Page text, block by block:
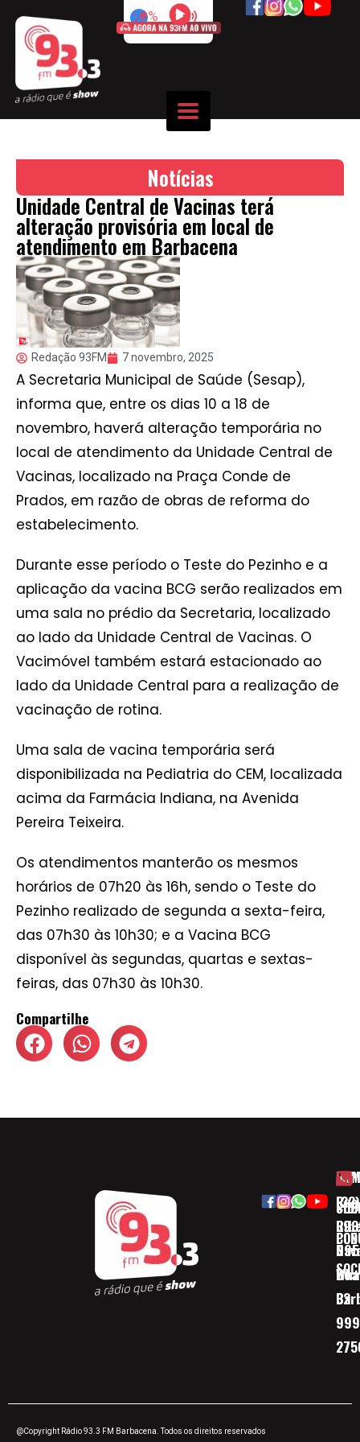
50%
Notícias
Unidade Central de Vacinas terá
alteração provisória em local de
atendimento em Barbacena
Redação 93FM 7 novembro, 2025
A Secretaria Municipal de Saúde (Sesap),
informa que, entre os dias 10 a 18 de
novembro, haverá alteração temporária no
local de atendimento da Unidade Central de
Vacinas, localizado na Praça Conde de
Prados, em razão de obras de reforma do
estabelecimento.
Durante esse período o Teste do Pezinho e a
aplicação da vacina BCG serão realizados em
uma sala no prédio da Secretaria, localizado
ao lado da Unidade Central de Vacinas. O
Vacimóvel também estará estacionado ao
lado da Unidade Central para a realização de
vacinação de rotina.
Uma sala de vacina temporária será
disponibilizada na Pediatria do CEM, localizada
acima da Farmácia Indiana, na Avenida
Pereira Teixeira.
Os atendimentos manterão os mesmos
horários de 07h20 às 16h, sendo o Teste do
Pezinho realizado de segunda a sexta-feira,
das 07h30 às 10h30; e a Vacina BCG
disponível às segundas, quartas e sextas-
feiras, das 07h30 às 10h30.
Compartilhe
(32)
32
@Copyright Rádio 93.3 FM Barbacena. Todos os direitos reservados